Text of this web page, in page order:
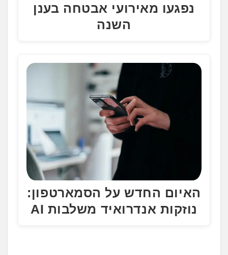
נפגעו מאירועי אבטחה בענן
השנה
האיום החדש על הסמארטפון:
נוזקות אנדרואיד משלבות AI